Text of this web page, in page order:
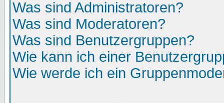
Was sind Administratoren?
Was sind Moderatoren?
Was sind Benutzergruppen?
Wie kann ich einer
Wie werde ich ein